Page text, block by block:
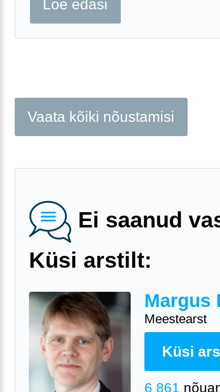
Loe edasi
Vaata kõiki nõustamisi
Ei saanud
Küsi arstilt:
Margus
Meestearst
Küsi
6 861